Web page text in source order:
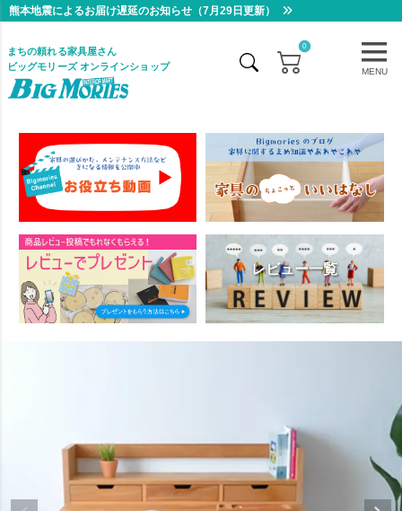
熊本地震によるお届け遅延のお知らせ（7月29日更新）
MENU
まちの頼れる家具屋さん
ビッグモリーズ オンラインショップ
0
レビュー一覧